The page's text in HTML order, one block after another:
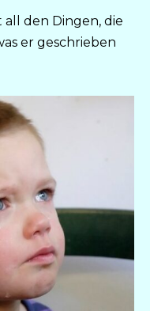
all den Dingen, die
er geschrieben